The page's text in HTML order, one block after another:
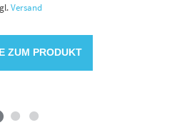
Versand
ZUM PRODUKT